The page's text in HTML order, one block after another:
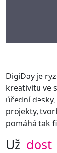
DigiDay je
kreativitu ve
úřední
projekty,
pomáhá tak
Už dost